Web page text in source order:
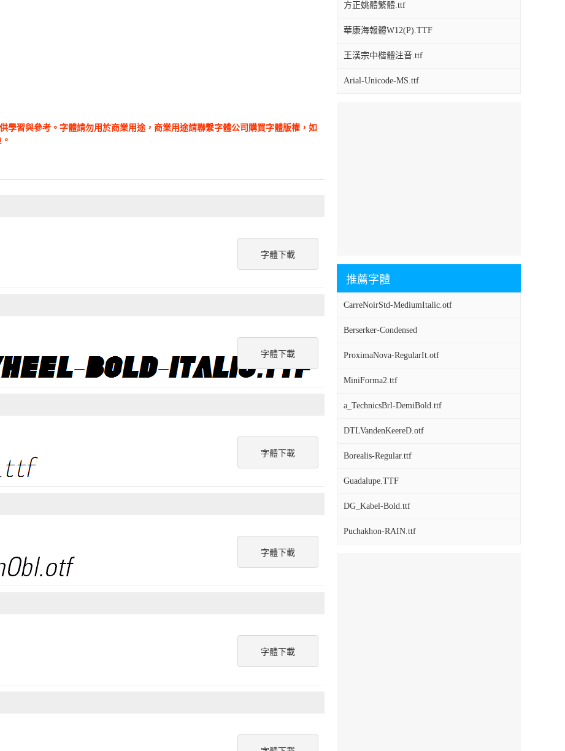
方正姚體繁體.ttf
華康海報體W12(P).TTF
王漢宗中楷體注音.ttf
Arial-Unicode-MS.ttf
推薦字體
CarreNoirStd-MediumItalic.otf
Berserker-Condensed
ProximaNova-RegularIt.otf
MiniForma2.ttf
a_TechnicsBrl-DemiBold.ttf
DTLVandenKeereD.otf
Borealis-Regular.ttf
Guadalupe.TTF
DG_Kabel-Bold.ttf
Puchakhon-RAIN.ttf
學習與參考。字體請勿用於商業用途，商業用途請聯繫字體公司購買字體版權，如
字體下載
字體下載
字體下載
字體下載
字體下載